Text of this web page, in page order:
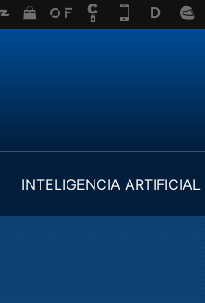
INTELIGENCIA ARTIFICIAL